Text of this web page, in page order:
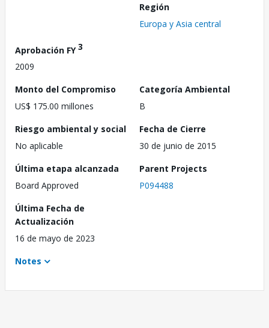
Región
Europa y Asia central
Aprobación FY3
2009
Monto del Compromiso
US$ 175.00 millones
Categoría Ambiental
B
Riesgo ambiental y social
No aplicable
Fecha de Cierre
30 de junio de 2015
Última etapa alcanzada
Board Approved
Parent Projects
P094488
Última Fecha de
Actualización
16 de mayo de 2023
Notes